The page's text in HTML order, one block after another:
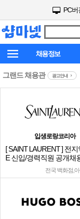
PC버
채용정보
그랜드 채용관 광고안내
입생로랑코리아
[ SAINT LAURENT ] 전
E 신입/경력직원 공개채
전국 백화점,